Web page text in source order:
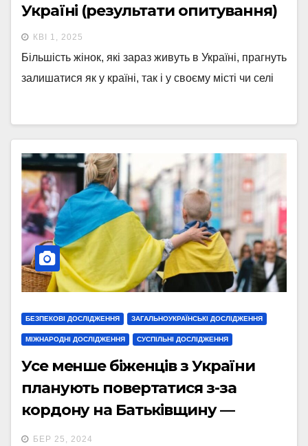
Україні (результати опитування)
КВІ 1, 2025
Більшість жінок, які зараз живуть в Україні, прагнуть
залишатися як у країні, так і у своєму місті чи селі
БЕЗПЕКОВІ ДОСЛІДЖЕННЯ ЗАГАЛЬНОУКРАЇНСЬКІ ДОСЛІДЖЕННЯ
МІЖНАРОДНІ ДОСЛІДЖЕННЯ СУСПІЛЬНІ ДОСЛІДЖЕННЯ
Усе менше біженців з України
планують повертатися з-за
кордону на Батьківщину —
опитування
БЕР 25, 2024